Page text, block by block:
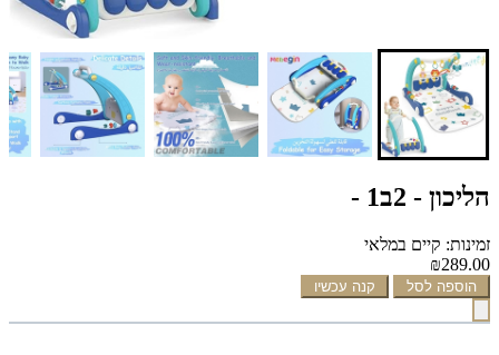
הליכון - 2ב1 -
זמינות: קיים במלאי
₪289.00
הוספה לסל קנה עכשיו